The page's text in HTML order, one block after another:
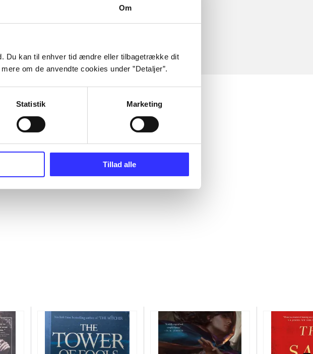
Om
Du kan til enhver tid ændre eller tilbagetrække dit
om de anvendte cookies under ”Detaljer”.
Statistik Marketing
Tillad alle